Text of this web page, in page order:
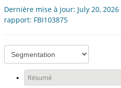
Dernière mise à jour: July 20,
rapport: FBI103875
Résumé